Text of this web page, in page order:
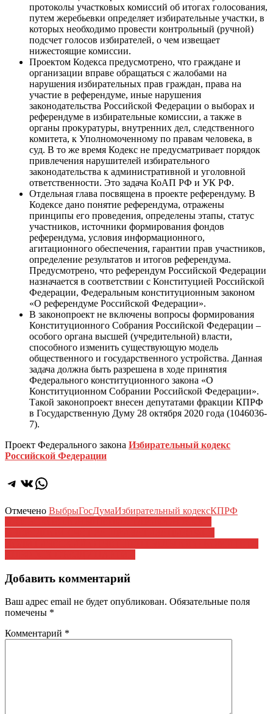
протоколы участковых комиссий об итогах голосования,
путем жеребьевки определяет избирательные участки, в
которых необходимо провести контрольный (ручной)
подсчет голосов избирателей, о чем извещает
нижестоящие комиссии.
Проектом Кодекса предусмотрено, что граждане и
организации вправе обращаться с жалобами на
нарушения избирательных прав граждан, права на
участие в референдуме, иные нарушения
законодательства Российской Федерации о выборах и
референдуме в избирательные комиссии, а также в
органы прокуратуры, внутренних дел, следственного
комитета, к Уполномоченному по правам человека, в
суд. В то же время Кодекс не предусматривает порядок
привлечения нарушителей избирательного
законодательства к административной и уголовной
ответственности. Это задача КоАП РФ и УК РФ.
Отдельная глава посвящена в проекте референдуму. В
Кодексе дано понятие референдума, отражены
принципы его проведения, определены этапы, статус
участников, источники формирования фондов
референдума, условия информационного,
агитационного обеспечения, гарантии прав участников,
определение результатов и итогов референдума.
Предусмотрено, что референдум Российской Федерации
назначается в соответствии с Конституцией Российской
Федерации, Федеральным конституционным законом
«О референдуме Российской Федерации».
В законопроект не включены вопросы формирования
Конституционного Собрания Российской Федерации –
особого органа высшей (учредительной) власти,
способного изменить существующую модель
общественного и государственного устройства. Данная
задача должна быть разрешена в ходе принятия
Федерального конституционного закона «О
Конституционном Собрании Российской Федерации».
Такой законопроект внесен депутатами фракции КПРФ
в Государственную Думу 28 октября 2020 года (1046036-
7).
Проект Федерального закона Избирательный кодекс
Российской Федерации
Telegram
ВКонтакте
WhatsApp
Отмечено ВыбрыГосДумаИзбирательный кодексКПРФ
Навигация
по
записям
Добавить комментарий
Ваш адрес email не будет опубликован. Обязательные поля
помечены *
Комментарий *